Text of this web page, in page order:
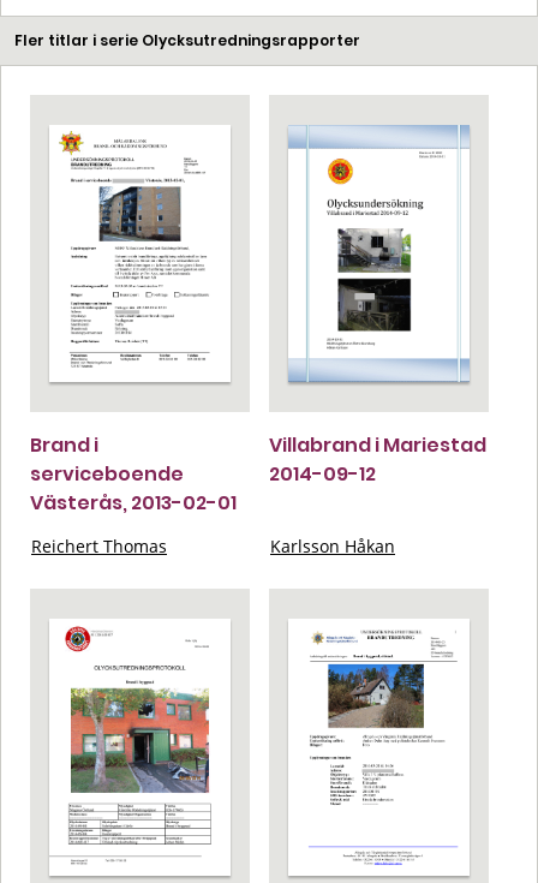
Fler titlar i serie Olycksutredningsrapporter
Brand i
serviceboende
Västerås, 2013-02-01
Reichert Thomas
Villabrand i Mariestad
2014-09-12
Karlsson Håkan